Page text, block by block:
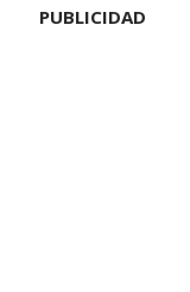
PUBLICIDAD